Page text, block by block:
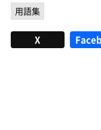
用語集
X